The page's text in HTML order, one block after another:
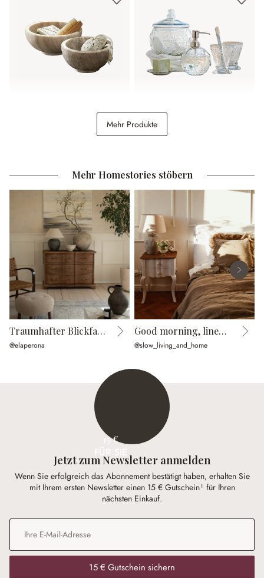
Schale 2er Set Isamont Bad-Set Luton
Mehr Produkte
Mehr Homestories stöbern
Traumhafter Blickfang
@elaperona
Good morning, linen lover
@slow_living_and_home
15 €
Jetzt zum Newsletter anmelden
Wenn Sie erfolgreich das Abonnement bestätigt haben, erhalten Sie
mit Ihrem ersten Newsletter einen 15 € Gutschein¹ für Ihren
nächsten Einkauf.
E-Mail-Adresse
15 € Gutschein sichern